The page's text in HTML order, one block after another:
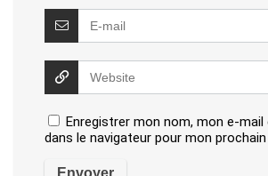
Enregistrer mon nom, mon e-
dans le navigateur pour mon